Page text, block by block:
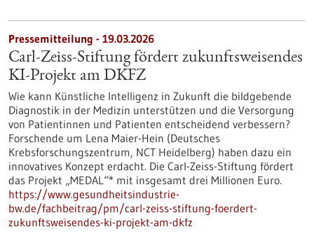
Pressemitteilung - 19.03.2026
Carl-Zeiss-Stiftung fördert zukunftsweisendes
KI-Projekt am DKFZ
Wie kann Künstliche Intelligenz in Zukunft die bildgebende
Diagnostik in der Medizin unterstützen und die Versorgung
von Patientinnen und Patienten entscheidend verbessern?
Forschende um Lena Maier-Hein (Deutsches
Krebsforschungszentrum, NCT Heidelberg) haben dazu ein
innovatives Konzept erdacht. Die Carl-Zeiss-Stiftung fördert
das Projekt „MEDAL“* mit insgesamt drei Millionen Euro.
https://www.gesundheitsindustrie-
bw.de/fachbeitrag/pm/carl-zeiss-stiftung-foerdert-
zukunftsweisendes-ki-projekt-am-dkfz